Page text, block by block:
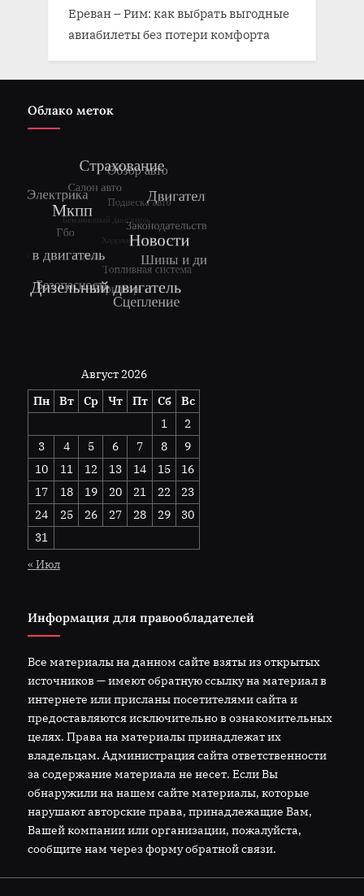
Ереван – Рим: как выбрать выгодные
авиабилеты без потери комфорта
Облако меток
Август 2026
Пн
Вт Ср Чт Пт Сб
Вс
1
2
3
4 5 6 7 8
9
10
11 12 13 14 15
16
17
18 19 20 21 22
23
24
25 26 27 28 29
30
31
« Июл
Информация для правообладателей
Все материалы на данном сайте взяты из открытых
источников — имеют обратную ссылку на материал в
интернете или присланы посетителями сайта и
предоставляются исключительно в ознакомительных
целях. Права на материалы принадлежат их
владельцам. Администрация сайта ответственности
за содержание материала не несет. Если Вы
обнаружили на нашем сайте материалы, которые
нарушают авторские права, принадлежащие Вам,
Вашей компании или организации, пожалуйста,
сообщите нам через форму обратной связи.